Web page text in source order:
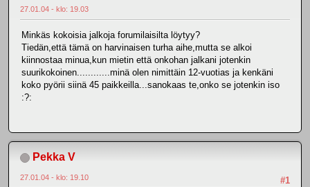
27.01.04 - klo: 19.03
Minkäs kokoisia jalkoja forumilaisilta löytyy?
Tiedän,että tämä on harvinaisen turha aihe,mutta se alkoi
kiinnostaa minua,kun mietin että onkohan jalkani jotenkin
suurikokoinen............minä olen nimittäin 12-vuotias ja kenkäni
koko pyörii siinä 45 paikkeilla...sanokaas te,onko se jotenkin iso
:?:
Pekka V
#1
27.01.04 - klo: 19.10